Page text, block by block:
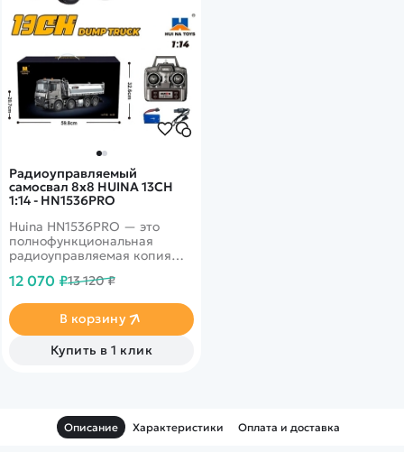
Радиоуправляемый
самосвал 8х8 HUINA 13CH
1:14 - HN1536PRO
Huina HN1536PRO — это
полнофункциональная
радиоуправляемая копия
формулой 8х8. Модель
металлическим кузовом,
который не только
добавляет реалистичности,
но и обеспечивает высокую
многофункционального
пульта на 13 каналов,
который контролирует не
12 070 ₽13 120 ₽
В корзину
Купить в 1 клик
Описание Характеристики Оплата и доставка